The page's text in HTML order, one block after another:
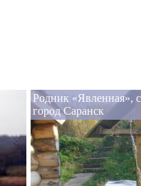
Родник «Явленная»,
город Саранск